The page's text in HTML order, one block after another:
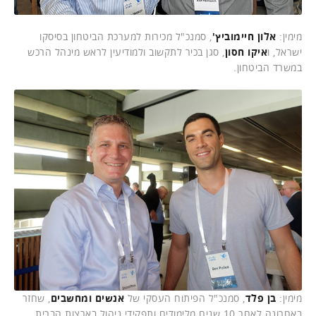
מימין: אלון חיימוביץ' , סמנכ"ל מכירות למערכת הביטחון בסיסקו
ישראל, ואיקו חסון , סגן בכיר לתקשוב ולמודיעין לראש מינהל הרכש
במשרד הביטחון.
מימין: בן פלד, סמנכ"ל הפיתוח העסקי של אנשים ומחשבים, שחזר